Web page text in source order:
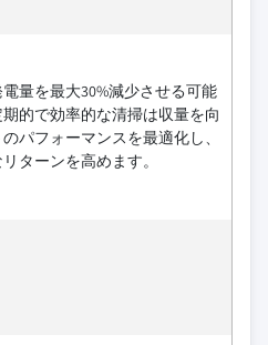
量を最大30%減少させる可能
的で効率的な清掃は収量を向
パフォーマンスを最適化し、
ターンを高めます。